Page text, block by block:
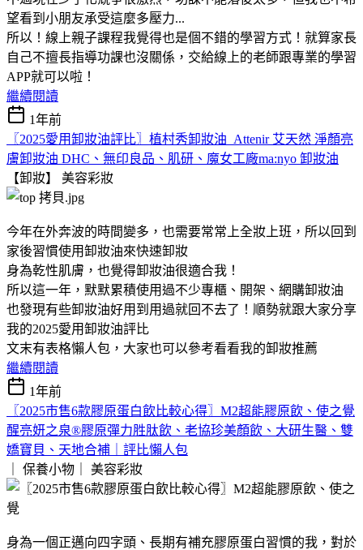
望看到小朋友承受這麼多壓力...
所以！線上親子課程我覺得也是個不錯的學習方式！就算家長
自己不擅長指導功課也沒關係，交給線上的老師跟專業的學習
APP就可以啦！
繼續閱讀
1年前
〖2025愛用卸妝油評比〗植村秀卸妝油 Attenir 艾天然 淨顏亮
膚卸妝油 DHC、無印良品、肌研、魔女工廠ma:nyo 卸妝油
【卸妝】 美容彩妝
今年在外奔波的時間變多，也需要常常上全妝上班，所以回到
家後習慣使用卸妝油來快速卸妝
身為乾性肌膚，也覺得卸妝油很適合我！
所以這一年，默默累積使用過不少專櫃、開架、網購卸妝油
也發現有些卸妝油好用到用過就回不去了！順勢就跟大家分享
我的2025愛用卸妝油評比
文末有表格懶人包，大家也可以參考看看我的卸妝推薦
繼續閱讀
1年前
〖2025市售6款膠原蛋白飲比較心得〗M2超能膠原飲、使之覺
醒亮妍之泉®膠原彈力胜肽飲、老協珍美顏飲、大研生醫、雙
嬌寶貝、天地合補｜評比懶人包
｜ 保養小物｜ 美容彩妝
身為一個正邁向四字頭、長期有補充膠原蛋白習慣的我，對於